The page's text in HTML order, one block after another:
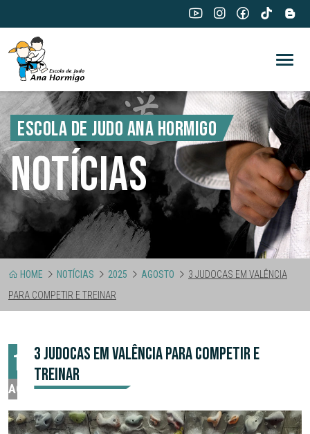
ESCOLA DE JUDO ANA HORMIGO
NOTÍCIAS
HOME NOTÍCIAS 2025 AGOSTO
3 JUDOCAS EM VALÊNCIA
PARA COMPETIR E TREINAR
16
AGO
3 JUDOCAS EM VALÊNCIA PARA COMPETIR E
TREINAR